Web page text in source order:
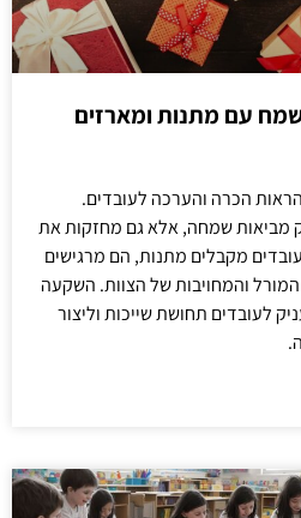
עם מתנות ומארזים
הכרה והערכה לעובדים.
מביאות שמחה, אלא גם מחזקות את
מקבלים מתנות, הם מרגישים
והמחויבות של הצוות. השקעה
לעובדים תחושת שייכות וליצור